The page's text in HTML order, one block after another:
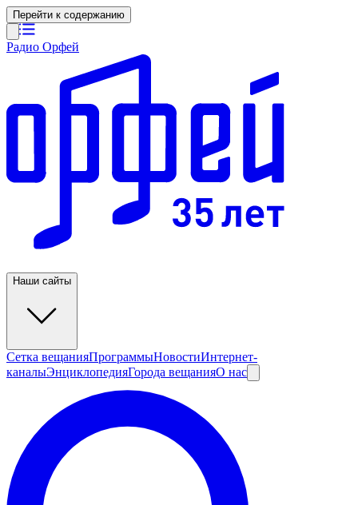
Перейти к содержанию
Радио Орфей
Наши сайты
Сетка вещанияПрограммыНовостиИнтернет-
каналыЭнциклопедияГорода вещанияО нас